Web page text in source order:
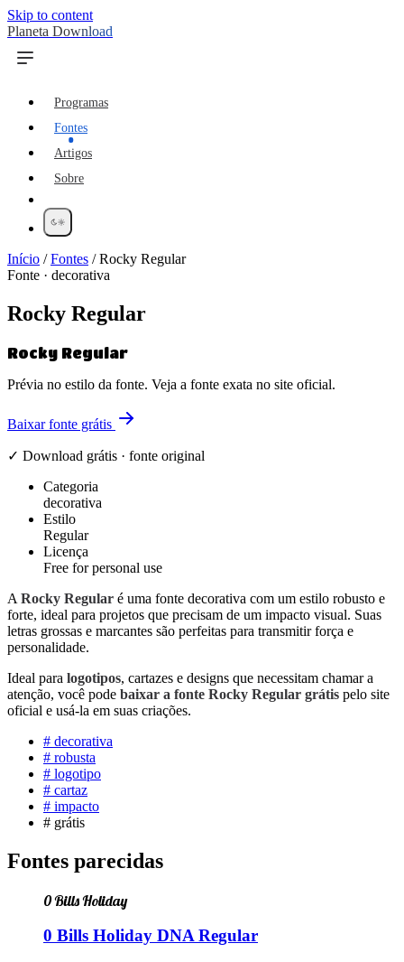
Skip to content
Planeta Download
Programas
Fontes
Artigos
Sobre
Início /Fontes /Rocky Regular
Fonte · decorativa
Rocky Regular
Rocky Regular
Prévia no estilo da fonte. Veja a fonte exata no site oficial.
Baixar fonte grátis
✓ Download grátis · fonte original
Categoria
decorativa
Estilo
Regular
Licença
Free for personal use
A Rocky Regular é uma fonte decorativa com um estilo robusto e
forte, ideal para projetos que precisam de um impacto visual. Suas
letras grossas e marcantes são perfeitas para transmitir força e
personalidade.
Ideal para logotipos, cartazes e designs que necessitam chamar a
atenção, você pode baixar a fonte Rocky Regular grátis pelo site
oficial e usá-la em suas criações.
# decorativa
# robusta
# logotipo
# cartaz
# impacto
# grátis
Fontes parecidas
0 Bills Holiday
0 Bills Holiday DNA Regular